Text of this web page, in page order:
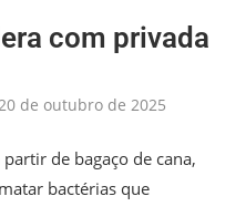
com privada
de outubro de 2025
de bagaço de cana,
bactérias que